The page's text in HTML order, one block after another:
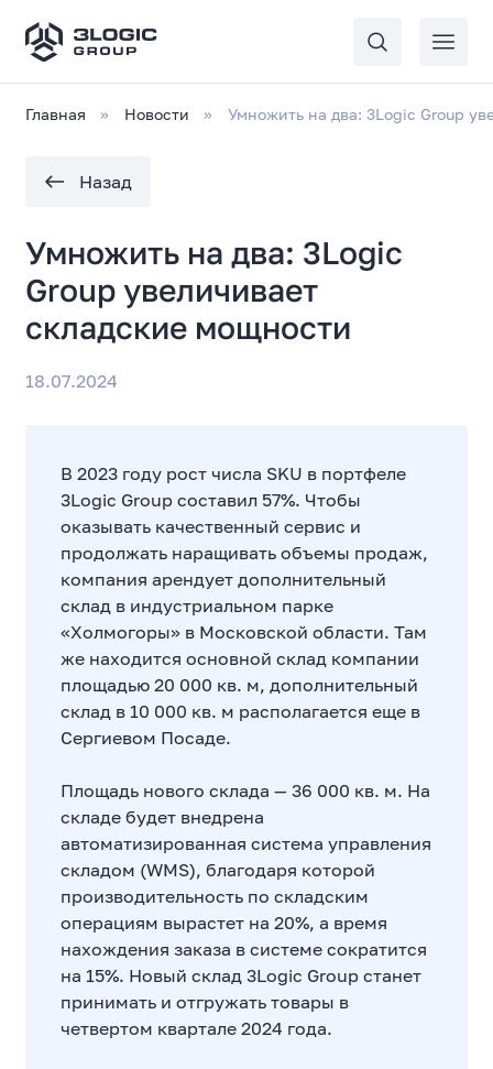
Главная Новости Умножить на два: 3Logic Group
Назад
Умножить на два: 3Logic
Group увеличивает
складские мощности
18.07.2024
В 2023 году рост числа SKU в портфеле
3Logic Group составил 57%. Чтобы
оказывать качественный сервис и
продолжать наращивать объемы продаж,
компания арендует дополнительный
склад в индустриальном парке
«Холмогоры» в Московской области. Там
же находится основной склад компании
площадью 20 000 кв. м, дополнительный
склад в 10 000 кв. м располагается еще в
Сергиевом Посаде.
Площадь нового склада — 36 000 кв. м. На
складе будет внедрена
автоматизированная система управления
складом (WMS), благодаря которой
производительность по складским
операциям вырастет на 20%, а время
нахождения заказа в системе сократится
на 15%. Новый склад 3Logic Group станет
принимать и отгружать товары в
четвертом квартале 2024 года.